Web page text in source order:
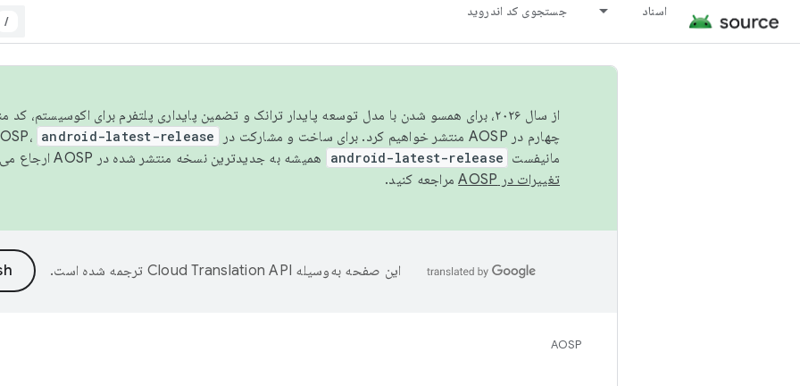
اسناد جستجوی کد اندروید
/
از سال ۲۰۲۶، برای همسو شدن با مدل توسعه پایدار ترانک و تضمین پایداری پلتفرم برای اکوسیستم،
چهارم در AOSP منتشر خواهیم کرد. برای ساخت و مشارکت در AOSP،
android-latest-release
مانیفست android-latest-release
همیشه به جدیدترین نسخه منتشر شده در AOSP ارجاع می‌دهد. برای اطلاعات بیشتر، به
تغییرات در AOSP
مراجعه کنید.
این صفحه به‌وسیله ترجمه شده است.
AOSP